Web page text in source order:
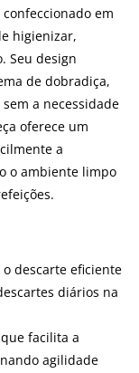
em
higienizar,
Seu design
de dobradiça,
a necessidade
oferece um
a
o ambiente limpo
descarte eficiente
diários na
facilita a
agilidade